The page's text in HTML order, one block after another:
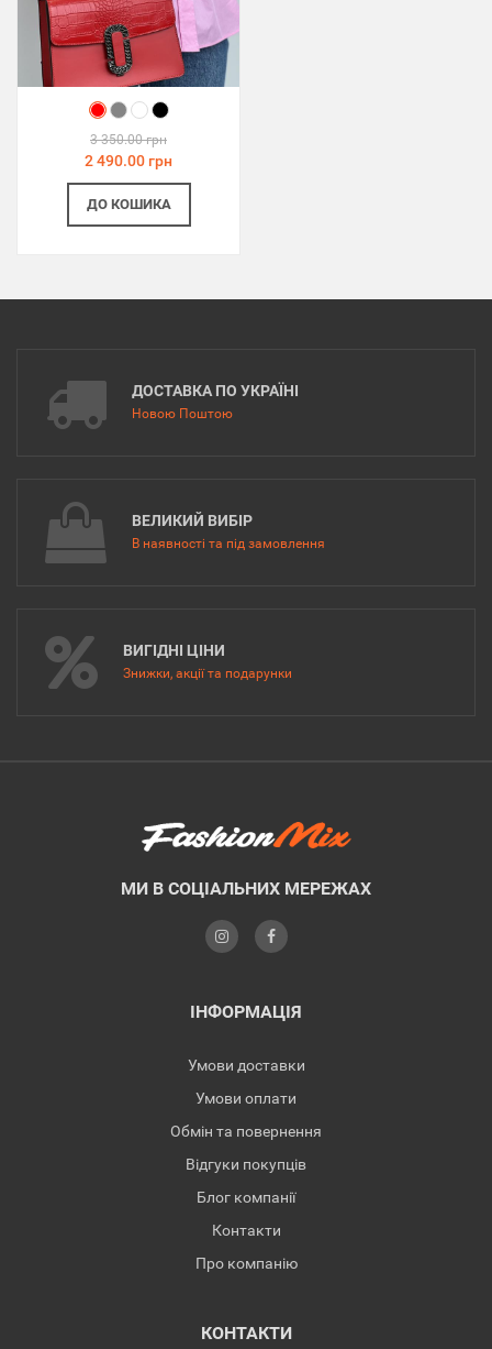
3 350.00 грн
2 490.00 грн
ДО КОШИКА
ДОСТАВКА ПО УКРАЇНІ
Новою Поштою
ВЕЛИКИЙ ВИБІР
В наявності та під замовлення
ВИГІДНІ ЦІНИ
Знижки, акції та подарунки
МИ В СОЦІАЛЬНИХ МЕРЕЖАХ
ІНФОРМАЦІЯ
Умови доставки
Умови оплати
Обмін та повернення
Відгуки покупців
Блог компанії
Контакти
Про компанію
КОНТАКТИ